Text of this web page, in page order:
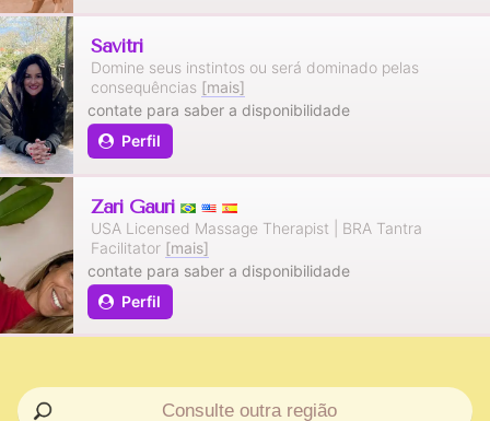
Savitri
Domine seus instintos ou será dominado pelas
consequências [mais]
Perfil
contate para saber a disponibilidade
Zari Gauri
USA Licensed Massage Therapist | BRA Tantra
Facilitator [mais]
Perfil
contate para saber a disponibilidade